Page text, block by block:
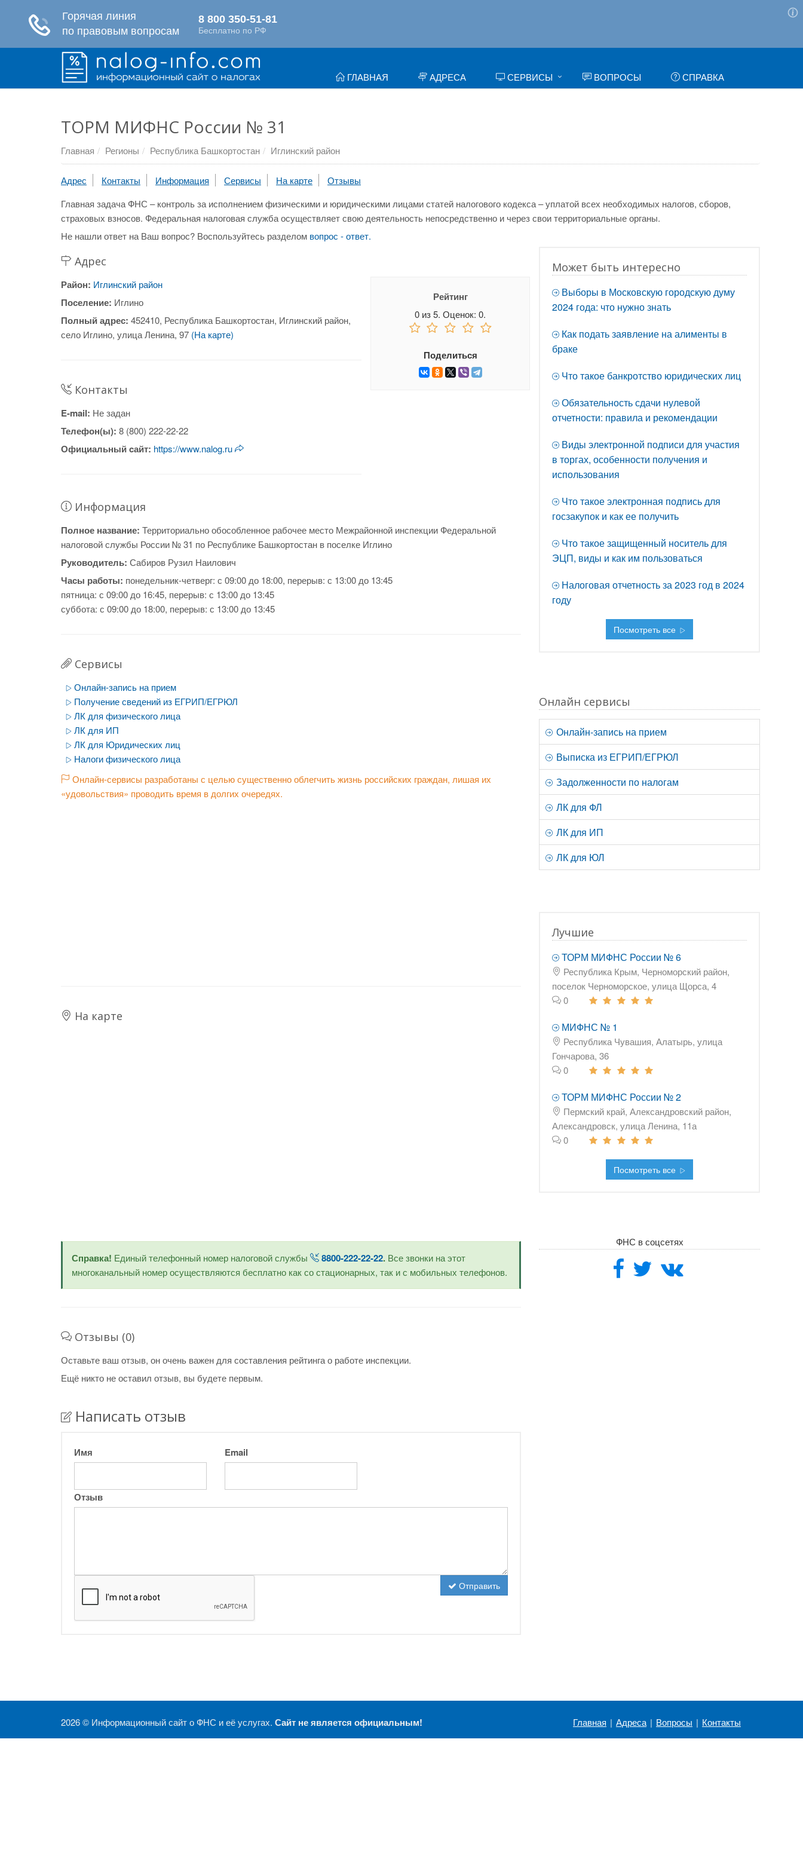
ГЛАВНАЯ АДРЕСА СЕРВИСЫ ВОПРОСЫ СПРАВКА
ТОРМ МИФНС России № 31
Главная Регионы Республика Башкортостан Иглинский район
Адрес Контакты Информация Сервисы На карте
Отзывы
Главная задача ФНС – контроль за исполнением физическими и юридическими лицами статей налогового кодекса – уплатой всех необходимых налогов, сборов,
страховых взносов. Федеральная налоговая служба осуществляет свою деятельность непосредственно и через свои территориальные органы.
Не нашли ответ на Ваш вопрос? Воспользуйтесь разделом вопрос - ответ.
Адрес
Район: Иглинский район
Поселение: Иглино
Полный адрес: 452410, Республика Башкортостан, Иглинский район,
село Иглино, улица Ленина, 97 (На карте)
Контакты
E-mail: Не задан
Телефон(ы): 8 (800) 222-22-22
Официальный cайт: https://www.nalog.ru
Рейтинг
0 из5. Оценок:0.
Поделиться
Информация
Полное название: Территориально обособленное рабочее место Межрайонной инспекции Федеральной
налоговой службы России № 31 по Республике Башкортостан в поселке Иглино
Руководитель: Сабиров Рузил Наилович
Часы работы: понедельник-четверг: с 09:00 до 18:00, перерыв: с 13:00 до 13:45
пятница: с 09:00 до 16:45, перерыв: с 13:00 до 13:45
суббота: с 09:00 до 18:00, перерыв: с 13:00 до 13:45
Сервисы
Онлайн-запись на прием
Получение сведений из ЕГРИП/ЕГРЮЛ
ЛК для физического лица
ЛК для ИП
ЛК для Юридических лиц
Налоги физического лица
Онлайн-сервисы разработаны с целью существенно облегчить жизнь российских граждан, лишая их
«удовольствия» проводить время в долгих очередях.
На карте
Справка! Единый телефонный номер налоговой службы 8800-222-22-22. Все звонки на этот
многоканальный номер осуществляются бесплатно как со стационарных, так и с мобильных телефонов.
Отзывы (0)
Оставьте ваш отзыв, он очень важен для составления рейтинга о работе инспекции.
Ещё никто не оставил отзыв, вы будете первым.
Написать отзыв
Имя Email
Отзыв
Отправить
Может быть интересно
Выборы в Московскую городскую думу
2024 года: что нужно знать
Как подать заявление на алименты в
браке
Что такое банкротство юридических лиц
Обязательность сдачи нулевой
отчетности: правила и рекомендации
Виды электронной подписи для участия
в торгах, особенности получения и
использования
Что такое электронная подпись для
госзакупок и как ее получить
Что такое защищенный носитель для
ЭЦП, виды и как им пользоваться
Налоговая отчетность за 2023 год в 2024
году
Посмотреть все
Онлайн сервисы
Онлайн-запись на прием
Выписка из ЕГРИП/ЕГРЮЛ
Задолженности по налогам
ЛК для ФЛ
ЛК для ИП
ЛК для ЮЛ
Лучшие
ТОРМ МИФНС России № 6
Республика Крым, Черноморский район,
поселок Черноморское, улица Щорса, 4
0
МИФНС № 1
Республика Чувашия, Алатырь, улица
Гончарова, 36
0
ТОРМ МИФНС России № 2
Пермский край, Александровский район,
Александровск, улица Ленина, 11а
0
Посмотреть все
ФНС в соцсетях
2026 © Информационный сайт о ФНС и её услугах. Сайт не является официальным! Главная | Адреса | Вопросы | Контакты